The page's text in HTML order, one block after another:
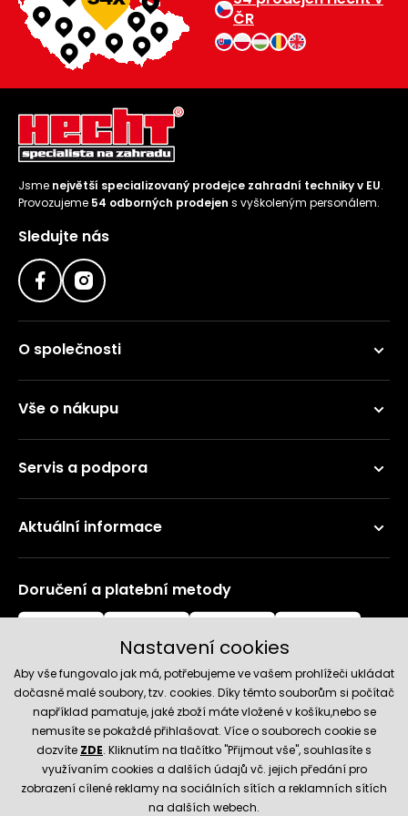
ČR
Jsme největší specializovaný prodejce zahradní techniky v EU.
Provozujeme 54 odborných prodejen s vyškoleným personálem.
Sledujte nás
O společnosti
Vše o nákupu
Servis a podpora
Aktuální informace
Doručení a platební metody
Spolehlivý obchod
Nastavení cookies
Aby vše fungovalo jak má, potřebujeme ve vašem prohlížeči ukládat
dočasně malé soubory, tzv. cookies. Díky těmto souborům si počítač
například pamatuje, jaké zboží máte vložené v košíku,nebo se
nemusíte se pokaždé přihlašovat. Více o souborech cookie se
dozvíte ZDE. Kliknutím na tlačítko "Přijmout vše", souhlasíte s
využívaním cookies a dalších údajů vč. jejich předání pro
zobrazení cílené reklamy na sociálních sítích a reklamních sítích
na dalších webech.